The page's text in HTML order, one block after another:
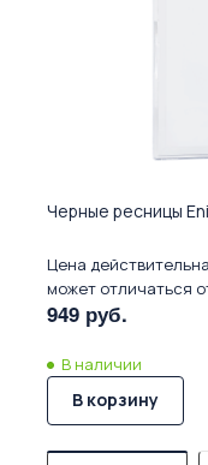
Черные ресницы
Цена
может отличаться
949 руб.
В наличии
В корзину